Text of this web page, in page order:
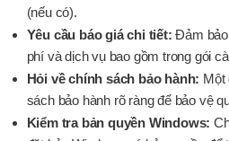
(nếu có).
Yêu cầu báo giá chi tiết: Đảm
phí và dịch vụ bao gồm trong gói
Hỏi về chính sách bảo hành: Một
sách bảo hành rõ ràng để bảo vệ
Kiểm tra bản quyền Windows: